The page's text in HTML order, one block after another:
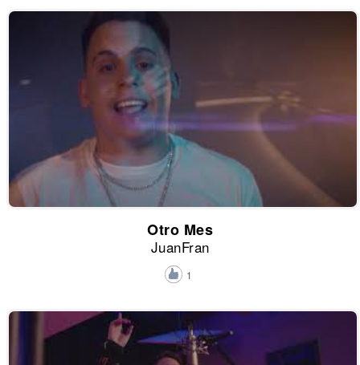
Otro Mes
JuanFran
1